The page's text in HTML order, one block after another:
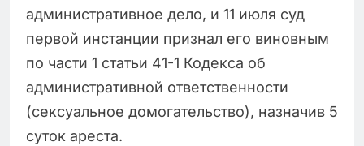
административное дело, и 11 июля суд
первой инстанции признал его виновным
по части 1 статьи 41-1 Кодекса об
административной ответственности
(сексуальное домогательство), назначив 5
суток ареста.